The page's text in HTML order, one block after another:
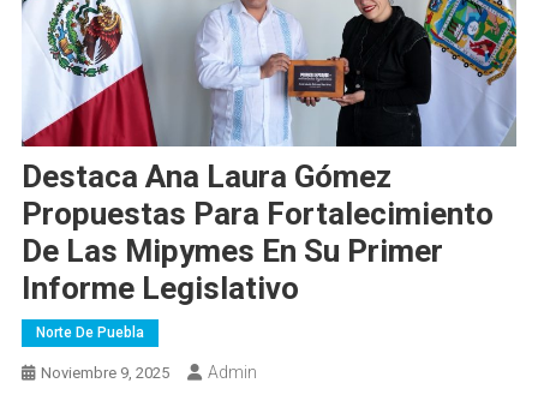
Destaca Ana Laura Gómez
Propuestas Para Fortalecimiento
De Las Mipymes En Su Primer
Informe Legislativo
Norte De Puebla
Noviembre 9, 2025 Admin